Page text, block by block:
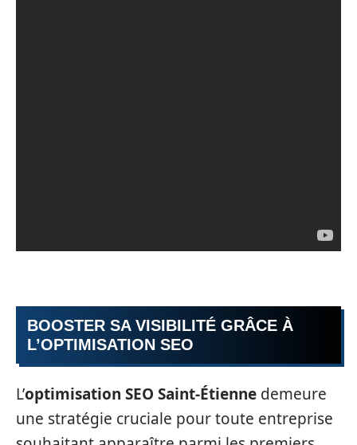
BOOSTER SA VISIBILITÉ GRÂCE À
L’OPTIMISATION SEO
L’optimisation SEO Saint-Étienne demeure
une stratégie cruciale pour toute entreprise